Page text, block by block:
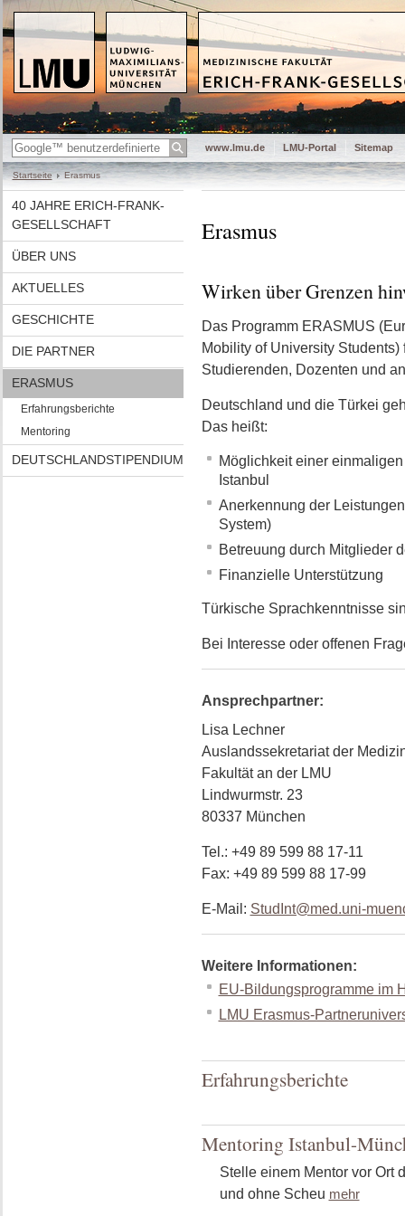
www.lmu.de LMU-Portal Sitemap
Startseite Erasmus
40 JAHRE ERICH-FRANK-
GESELLSCHAFT
ÜBER UNS
AKTUELLES
GESCHICHTE
DIE PARTNER
ERASMUS
Erfahrungsberichte
Mentoring
DEUTSCHLANDSTIPENDIUM
Erasmus
Wirken über Grenzen
Das Programm ERASMUS
Mobility of University
Studierenden, Dozenten und
Deutschland und die Türkei
Das heißt:
Möglichkeit einer
Istanbul
Anerkennung der
System)
Betreuung durch Mitglieder
Finanzielle Unterstützung
Türkische Sprachkenntnisse
Bei Interesse oder offenen
Ansprechpartner:
Lisa Lechner
Auslandssekretariat der
Fakultät an der LMU
Lindwurmstr. 23
80337 München
Tel.: +49 89 599 88 17-11
Fax: +49 89 599 88 17-99
E-Mail: StudInt@med.uni-
Weitere Informationen:
EU-Bildungsprogramme im
LMU Erasmus-
Erfahrungsberichte
Mentoring Istanbul-
Stelle einem Mentor vor Ort
und ohne Scheu mehr